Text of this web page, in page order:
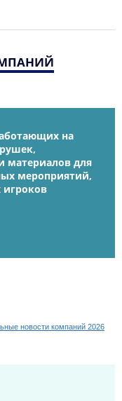
на
материалов для
мероприятий,
игроков
новости компаний 2026